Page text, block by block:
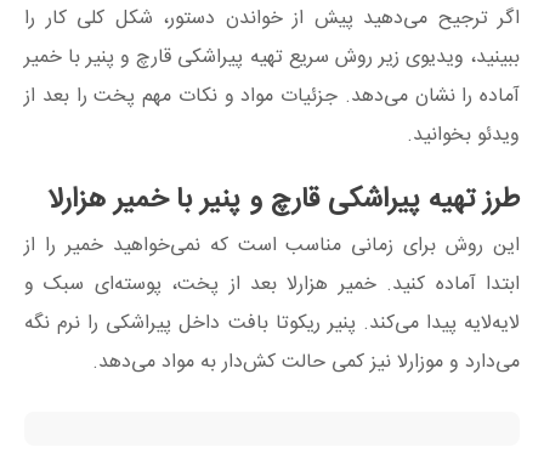
اگر ترجیح می‌دهید پیش از خواندن دستور، شکل کلی کار را
ببینید، ویدیوی زیر روش سریع تهیه پیراشکی قارچ و پنیر با خمیر
آماده را نشان می‌دهد. جزئیات مواد و نکات مهم پخت را بعد از
ویدئو بخوانید.
طرز تهیه پیراشکی قارچ و پنیر با خمیر هزارلا
این روش برای زمانی مناسب است که نمی‌خواهید خمیر را از
ابتدا آماده کنید. خمیر هزارلا بعد از پخت، پوسته‌ای سبک و
لایه‌لایه پیدا می‌کند. پنیر ریکوتا بافت داخل پیراشکی را نرم نگه
می‌دارد و موزارلا نیز کمی حالت کش‌دار به مواد می‌دهد.